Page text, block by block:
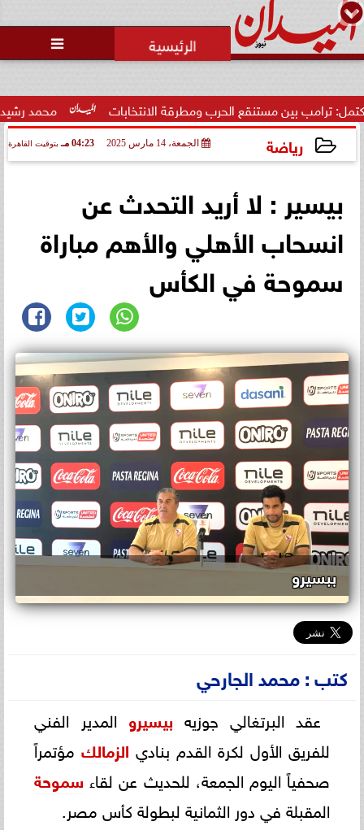

محمد رشيدي: لقاء مستنقع الحرب ومطرقة الانتخابات
رياضة الجمعة، 14 مارس 2025 04:23 مـ بتوقيت القاهرة
بيسير : لا أريد التحدث عن
انسحاب الأهلي والأهم مباراة
سموحة في الكأس
ببسيرو
كتب : محمد الجارحي
عقد البرتغالي جوزيه بيسيرو المدير الفني
للفريق الأول لكرة القدم بنادي الزمالكمؤتمراً
صحفياً اليوم الجمعة، للحديث عن لقاء سموحة
المقبلة في دور الثمانية لبطولة كأس مصر.